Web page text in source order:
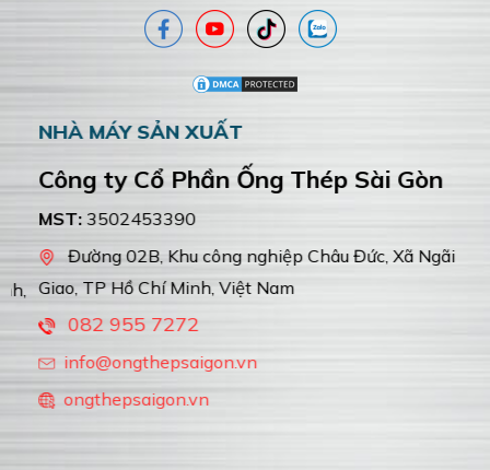
NHÀ MÁY SẢN XUẤT
Công ty Cổ Phần Ống Thép Sài Gòn
MST:3502453390
Đường 02B, Khu công nghiệp Châu Đức, Xã Ngãi
Giao, TP Hồ Chí Minh, Việt Nam
082 955 7272
info@ongthepsaigon.vn
ongthepsaigon.vn